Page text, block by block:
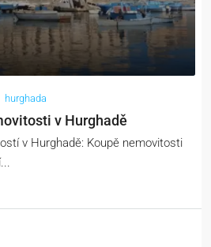
hurghada
v Hurghadě
v Hurghadě: Koupě nemovitosti